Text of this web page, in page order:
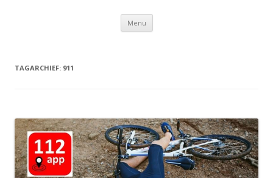
Menu Spring
inhoud
TAGARCHIEF: 911